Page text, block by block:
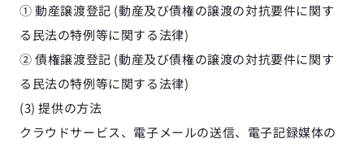
① 動産譲渡登記 (動産及び債権の譲渡の対抗要件に関す
る民法の特例等に関する法律)
② 債権譲渡登記 (動産及び債権の譲渡の対抗要件に関す
る民法の特例等に関する法律)
(3) 提供の方法
クラウドサービス、電子メールの送信、電子記録媒体の